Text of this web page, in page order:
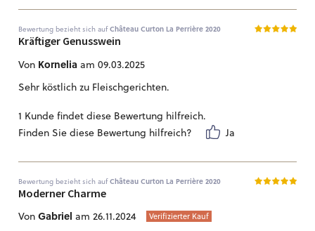
Bewertung bezieht sich aufChâteau Curton La Perrière 2020
Kräftiger Genusswein
Von Kornelia am 09.03.2025
Sehr köstlich zu Fleischgerichten.
1 Kunde findet diese Bewertung hilfreich.
Finden Sie diese Bewertung hilfreich?
Ja
Bewertung bezieht sich aufChâteau Curton La Perrière 2020
Moderner Charme
Von Gabriel am 26.11.2024 Verifizierter Kauf